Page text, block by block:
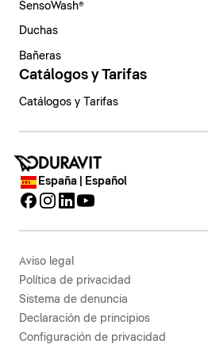
SensoWash®
Duchas
Bañeras
Catálogos y Tarifas
Catálogos y Tarifas
España | Español
Aviso legal
Política de privacidad
Sistema de denuncia
Declaración de principios
Configuración de privacidad